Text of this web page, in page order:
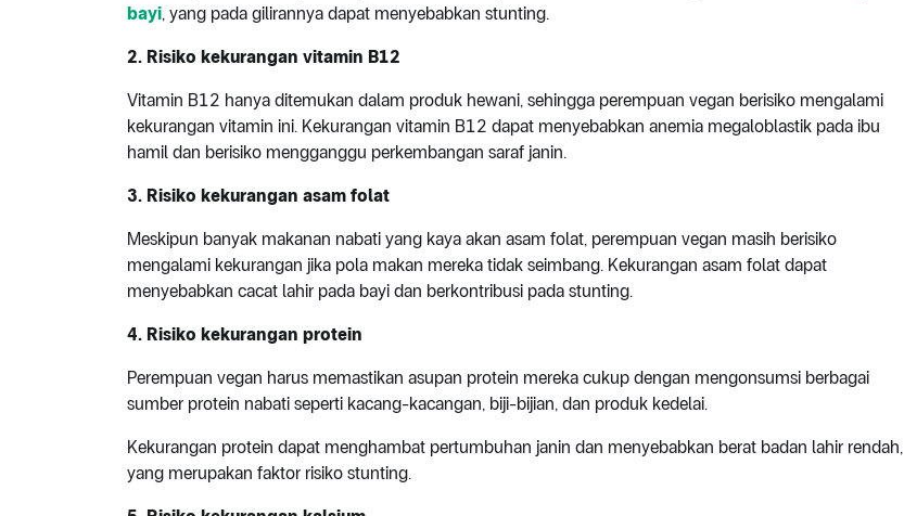
bayi, yang pada gilirannya dapat menyebabkan stunting.
2. Risiko kekurangan vitamin B12
Vitamin B12 hanya ditemukan dalam produk hewani, sehingga perempuan vegan berisiko mengalami
kekurangan vitamin ini. Kekurangan vitamin B12 dapat menyebabkan anemia megaloblastik pada ibu
hamil dan berisiko mengganggu perkembangan saraf janin.
3. Risiko kekurangan asam folat
Meskipun banyak makanan nabati yang kaya akan asam folat, perempuan vegan masih berisiko
mengalami kekurangan jika pola makan mereka tidak seimbang. Kekurangan asam folat dapat
menyebabkan cacat lahir pada bayi dan berkontribusi pada stunting.
4. Risiko kekurangan protein
Perempuan vegan harus memastikan asupan protein mereka cukup dengan mengonsumsi berbagai
sumber protein nabati seperti kacang-kacangan, biji-bijian, dan produk kedelai.
Kekurangan protein dapat menghambat pertumbuhan janin dan menyebabkan berat badan lahir rendah,
yang merupakan faktor risiko stunting.